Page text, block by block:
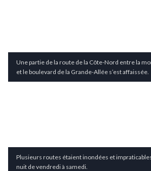
Une partie de la route de la Côte-Nord entre la
et le boulevard de la Grande-Allée s’est affaissée.
Plusieurs routes étaient inondées et
nuit de vendredi à samedi.